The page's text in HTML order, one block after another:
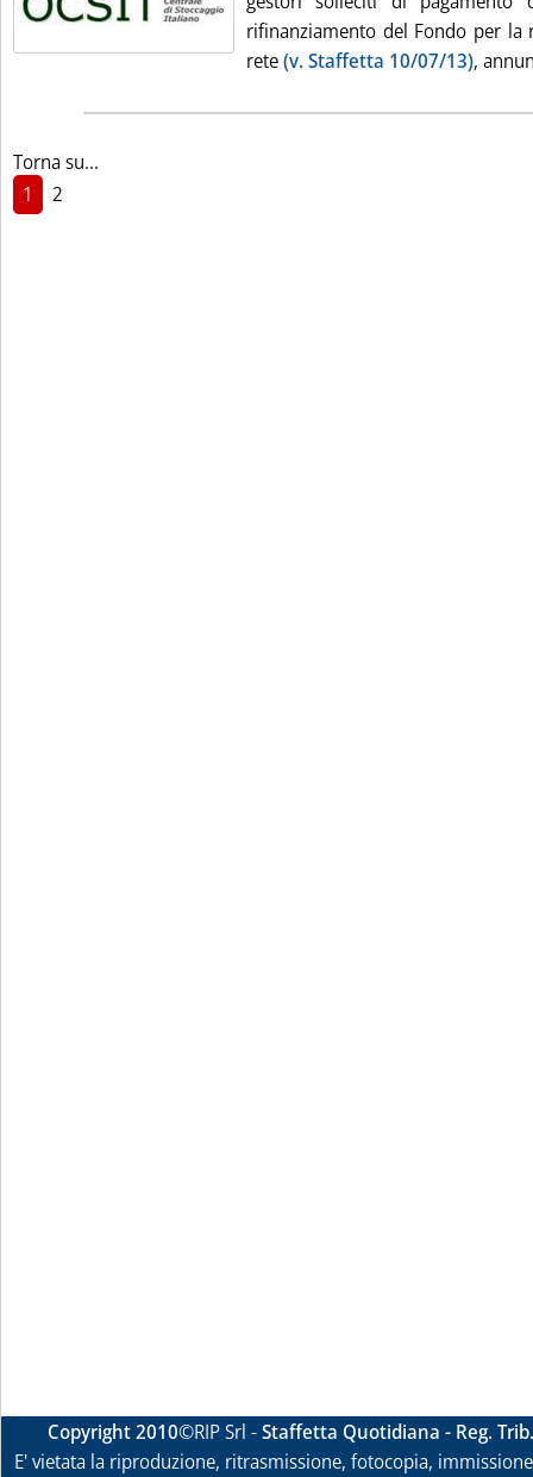
rifinanziamento del Fondo per la
rete(v. Staffetta 10/07/13),
Torna su...
1
2
Copyright 2010©RIP Srl -Staffetta Quotidiana - Reg.
E' vietata la riproduzione, ritrasmissione, fotocopia,